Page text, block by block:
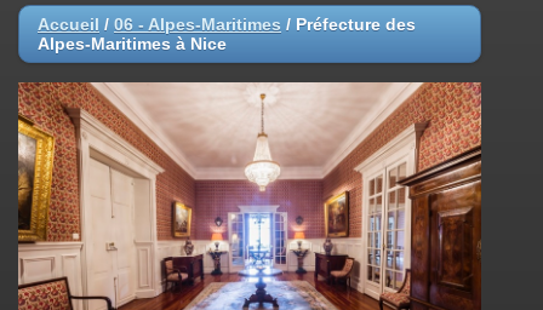
Accueil / 06 - Alpes-Maritimes / Préfecture des
Alpes-Maritimes à Nice